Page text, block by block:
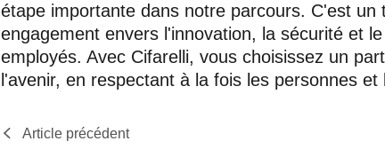
étape importante dans notre parcours. C'est un
engagement envers l'innovation, la sécurité et
employés. Avec Cifarelli, vous choisissez un
l'avenir, en respectant à la fois les personnes et
Article précédent